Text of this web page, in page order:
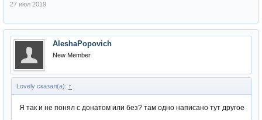
27 июл 2019
AleshaPopovich
New Member
Lovely сказал(а): ↑
Я так и не понял с донатом или без? там одно написано тут другое